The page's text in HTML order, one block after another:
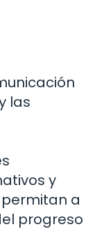
las
y
a
progreso